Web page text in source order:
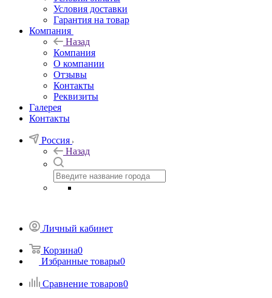
Условия доставки
Гарантия на товар
Компания
Назад
Компания
О компании
Отзывы
Контакты
Реквизиты
Галерея
Контакты
Россия
Назад
Личный кабинет
Корзина0
Избранные товары0
Сравнение товаров0